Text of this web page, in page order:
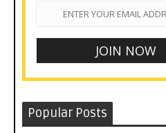
Popular Posts